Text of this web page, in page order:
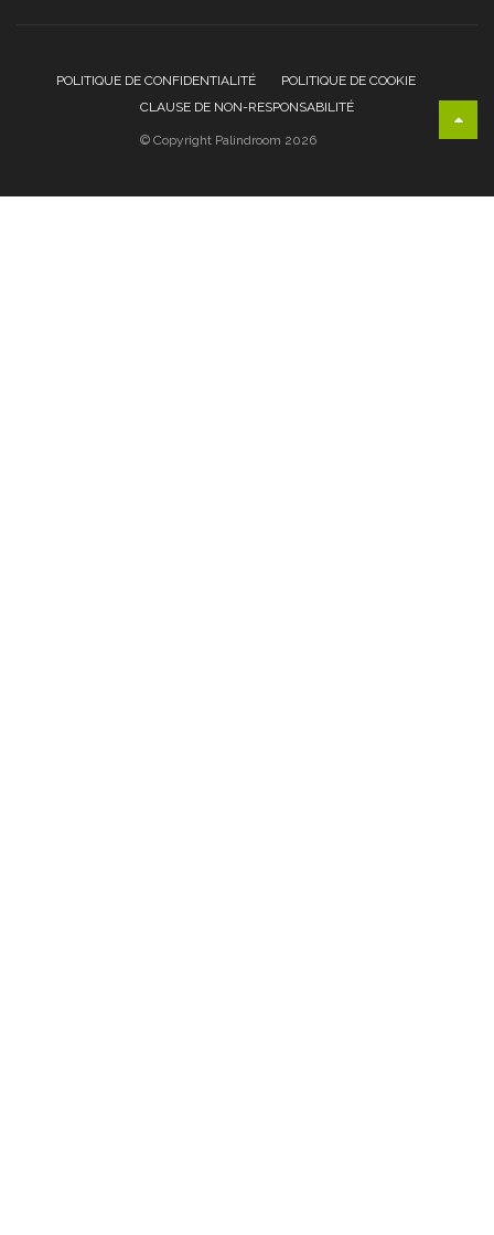
POLITIQUE DE CONFIDENTIALITÉ
POLITIQUE DE COOKIE
CLAUSE DE NON-RESPONSABILITÉ
© Copyright Palindroom 2026